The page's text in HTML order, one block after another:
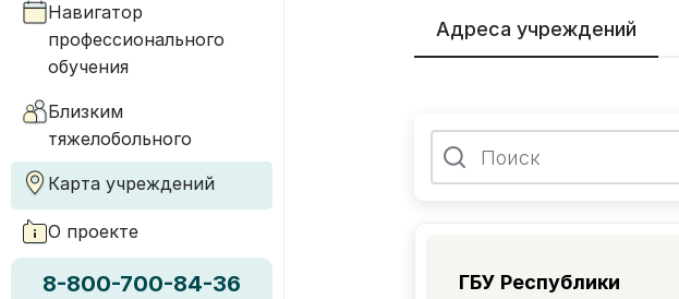
Навигатор
профессионального
обучения
Близким
тяжелобольного
Карта учреждений
О проекте
8-800-700-84-36
Адреса учреждений
ГБУ Республики